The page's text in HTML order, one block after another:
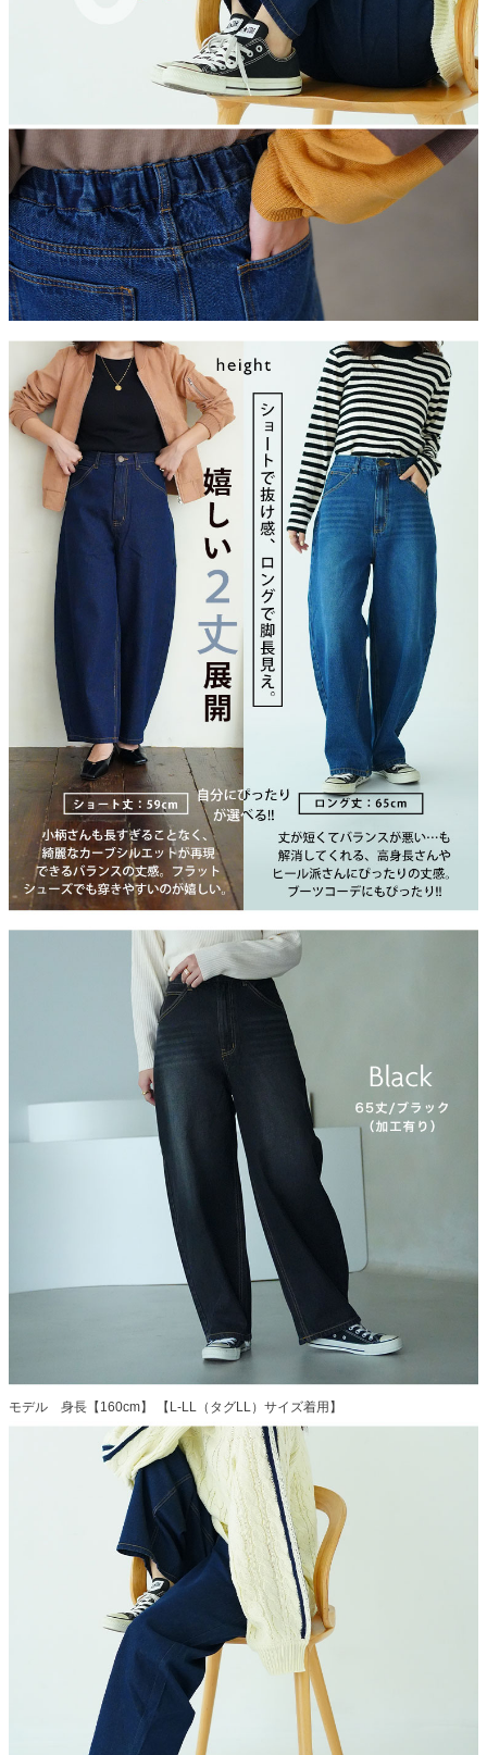
モデル 身長【160cm】 【L-LL（タグLL）サイズ着用】